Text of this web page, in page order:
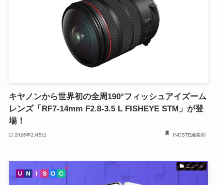
キヤノンから世界初の全周190°フィッシュアイズーム
レンズ「RF7-14mm F2.8-3.5 L FISHEYE STM」が登
場！
2026年2月5日 INGSTE編集部
ニュース